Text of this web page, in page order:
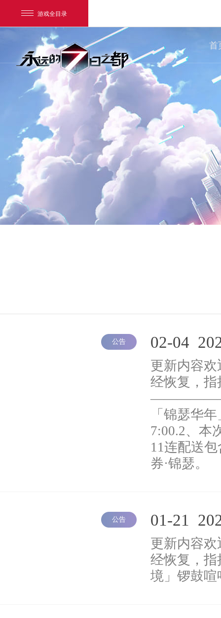
游戏全目录
网易游戏
游戏爱好者
永远的7日之都
首
公告 02-04
更新内容
经恢复，
「锦瑟华
7:00.2、本
11连配送
券·锦瑟。
公告 01-21
更新内容
经恢复，
境」锣鼓